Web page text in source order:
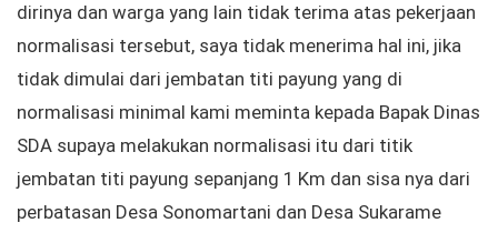
dirinya dan warga yang lain tidak terima atas pekerjaan
normalisasi tersebut, saya tidak menerima hal ini, jika
tidak dimulai dari jembatan titi payung yang di
normalisasi minimal kami meminta kepada Bapak Dinas
SDA supaya melakukan normalisasi itu dari titik
jembatan titi payung sepanjang 1 Km dan sisa nya dari
perbatasan Desa Sonomartani dan Desa Sukarame